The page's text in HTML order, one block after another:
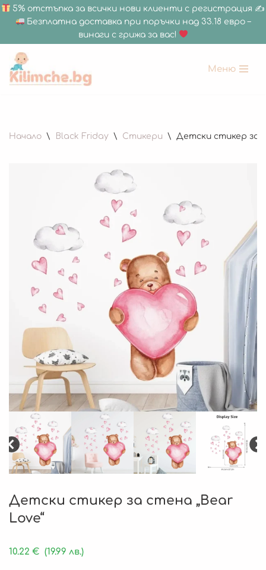
5% отстъпка за всички нови клиенти с регистрация ✍
Безплатна доставка при поръчки над 33.18 евро –
винаги с грижа за вас!
Продължете
Меню
Начало \ Black Friday \ Стикери \ Детски стикер за
Детски стикер за стена „Bear
Love“
10.22 € (19.99 лв.)